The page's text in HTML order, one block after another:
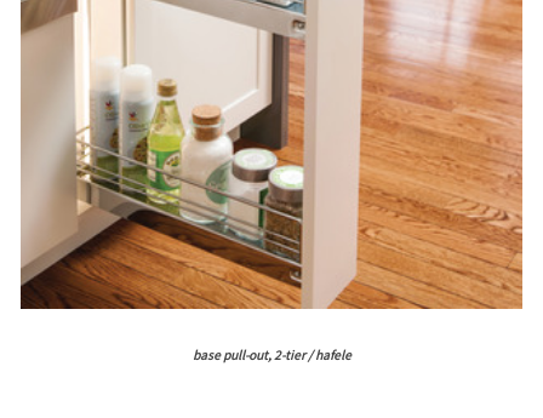
base pull-out, 2-tier / hafele